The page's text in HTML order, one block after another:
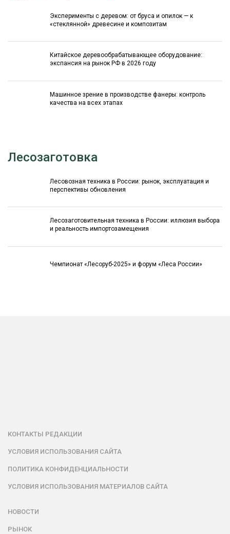
Эксперименты с деревом: от бруса и опилок — к
«стеклянной» древесине и композитам
Китайское деревообрабатывающее оборудование:
экспансия на рынок РФ в 2026 году
Машинное зрение в производстве фанеры: контроль
качества на всех этапах
Лесозаготовка
Лесовозная техника в России: рынок, эксплуатация и
перспективы обновления
Лесозаготовительная техника в России: иллюзия выбора
и реальность импортозамещения
Чемпионат «Лесоруб-2025» и форум «Леса России»
КОНТАКТЫ РЕДАКЦИИ
УСЛОВИЯ ИСПОЛЬЗОВАНИЯ САЙТА
ПОЛИТИКА КОНФИДЕНЦИАЛЬНОСТИ
УСЛОВИЯ ИСПОЛЬЗОВАНИЯ МАТЕРИАЛОВ САЙТА
НОВОСТИ
РЫНОК